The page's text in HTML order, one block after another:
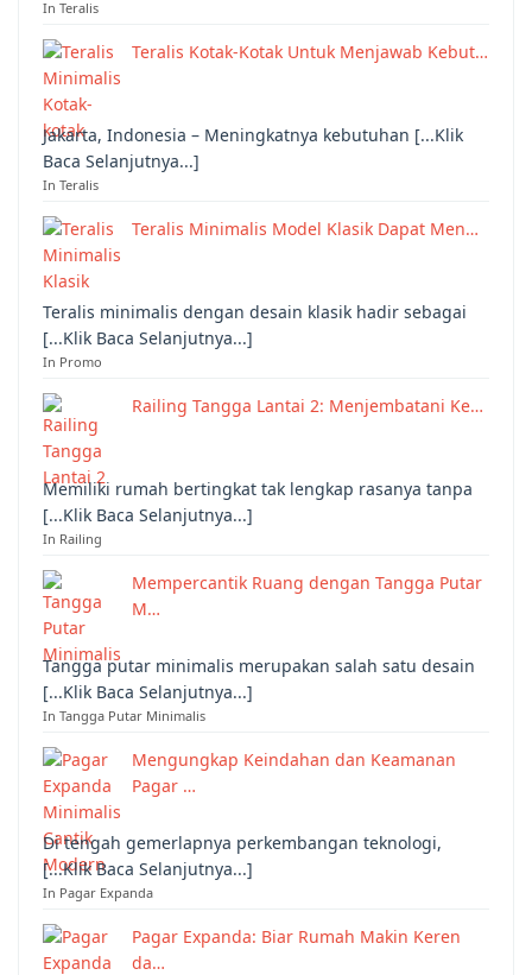
In Teralis
Teralis Kotak-Kotak Untuk Menjawab Kebut…
Jakarta, Indonesia – Meningkatnya kebutuhan [...Klik
Baca Selanjutnya...]
In Teralis
Teralis Minimalis Model Klasik Dapat Men…
Teralis minimalis dengan desain klasik hadir sebagai
[...Klik Baca Selanjutnya...]
In Promo
Railing Tangga Lantai 2: Menjembatani Ke…
Memiliki rumah bertingkat tak lengkap rasanya tanpa
[...Klik Baca Selanjutnya...]
In Railing
Mempercantik Ruang dengan Tangga Putar
M…
Tangga putar minimalis merupakan salah satu desain
[...Klik Baca Selanjutnya...]
In Tangga Putar Minimalis
Mengungkap Keindahan dan Keamanan
Pagar …
Di tengah gemerlapnya perkembangan teknologi,
[...Klik Baca Selanjutnya...]
In Pagar Expanda
Pagar Expanda: Biar Rumah Makin Keren
da…